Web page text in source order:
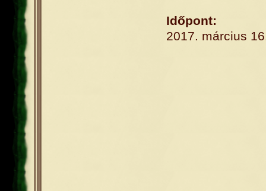
Időpont:
2017. március